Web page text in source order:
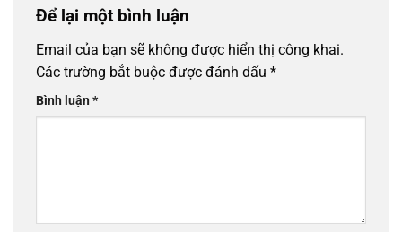
Để lại một bình luận
Email của bạn sẽ không được hiển thị công khai.
Các trường bắt buộc được đánh dấu *
Bình luận*